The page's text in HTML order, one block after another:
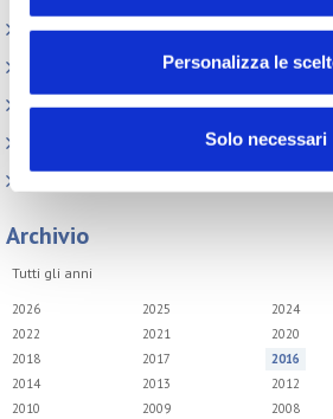
volontà in relazione a ciascuna
Personalizza le
Solo necessari
Beauty Report
Eventi Speciali
Leonardo Genio e Bellezza
Archivio
Tutti gli anni
2026 2025 2024
2022
2021 2020
2018
2017 2016
2014
2013 2012
2010
2009 2008